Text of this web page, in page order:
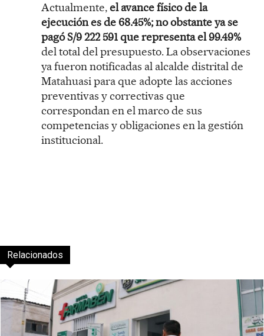
Actualmente,el avance físico de la
ejecución es de 68.45%; no obstante ya se
pagó S/9 222 591 que representa el 99.49%
del total del presupuesto. La observaciones
ya fueron notificadas al alcalde distrital de
Matahuasi para que adopte las acciones
preventivas y correctivas que
correspondan en el marco de sus
competencias y obligaciones en la gestión
institucional.
Relacionados